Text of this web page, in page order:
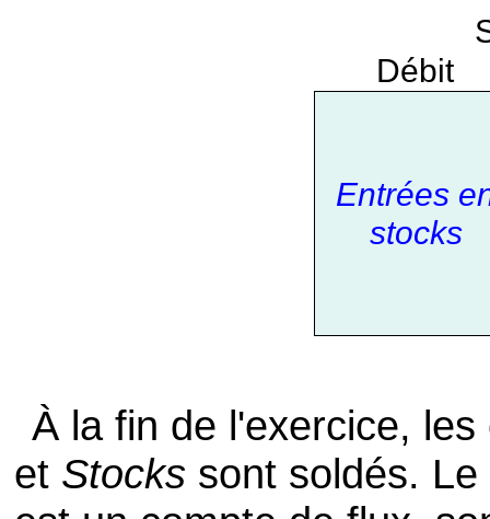
Débit
Entrées
stocks
À la fin de l'exercice,
et Stocks sont soldés.